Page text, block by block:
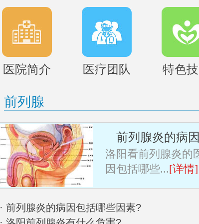
医院简介 医疗团队 特色
前列腺
前列腺炎的病
洛阳看前列腺炎的
因包括哪些...[详情]
· 前列腺炎的病因包括哪些因素?